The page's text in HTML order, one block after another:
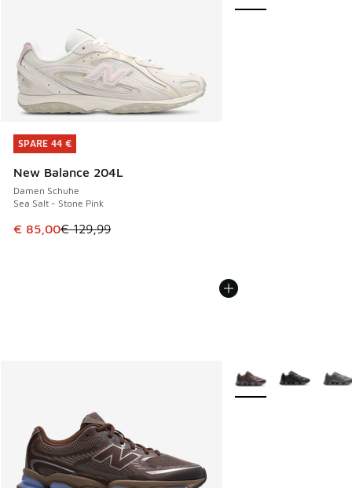
SPARE 44 €
New Balance 204L
Damen Schuhe
Sea Salt - Stone Pink
Dieser Artikel ist im Sale. Der Preis ist von € 129,99 auf €
€ 85,00€ 129,99
SPARE 44 €
Weitere Farben